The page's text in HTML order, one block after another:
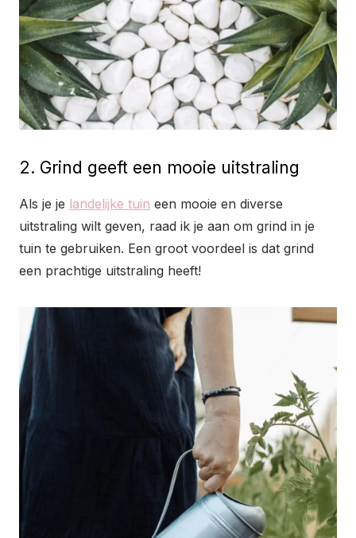
2. Grind geeft een mooie uitstraling
Als je je landelijke tuin een mooie en diverse
uitstraling wilt geven, raad ik je aan om grind in je
tuin te gebruiken. Een groot voordeel is dat grind
een prachtige uitstraling heeft!